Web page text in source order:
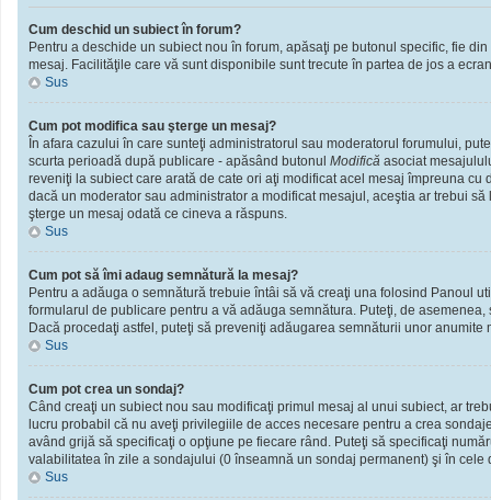
Cum deschid un subiect în forum?
Pentru a deschide un subiect nou în forum, apăsaţi pe butonul specific, fie
mesaj. Facilităţile care vă sunt disponibile sunt trecute în partea de jos a
Sus
Cum pot modifica sau şterge un mesaj?
În afara cazului în care sunteţi administratorul sau moderatorul forumului,
scurta perioadă după publicare - apăsând butonul Modifică asociat
reveniţi la subiect care arată de cate ori aţi modificat acel mesaj împreuna
dacă un moderator sau administrator a modificat mesajul, aceştia ar trebui
şterge un mesaj odată ce cineva a răspuns.
Sus
Cum pot să îmi adaug semnătură la mesaj?
Pentru a adăuga o semnătură trebuie întâi să vă creaţi una folosind Panoul
formularul de publicare pentru a vă adăuga semnătura. Puteţi, de
Dacă procedaţi astfel, puteţi să preveniţi adăugarea semnăturii unor
Sus
Cum pot crea un sondaj?
Când creaţi un subiect nou sau modificaţi primul mesaj al unui subiect, ar
lucru probabil că nu aveţi privilegiile de acces necesare pentru a crea
având grijă să specificaţi o opţiune pe fiecare rând. Puteţi să specificaţi
valabilitatea în zile a sondajului (0 înseamnă un sondaj permanent) şi în
Sus